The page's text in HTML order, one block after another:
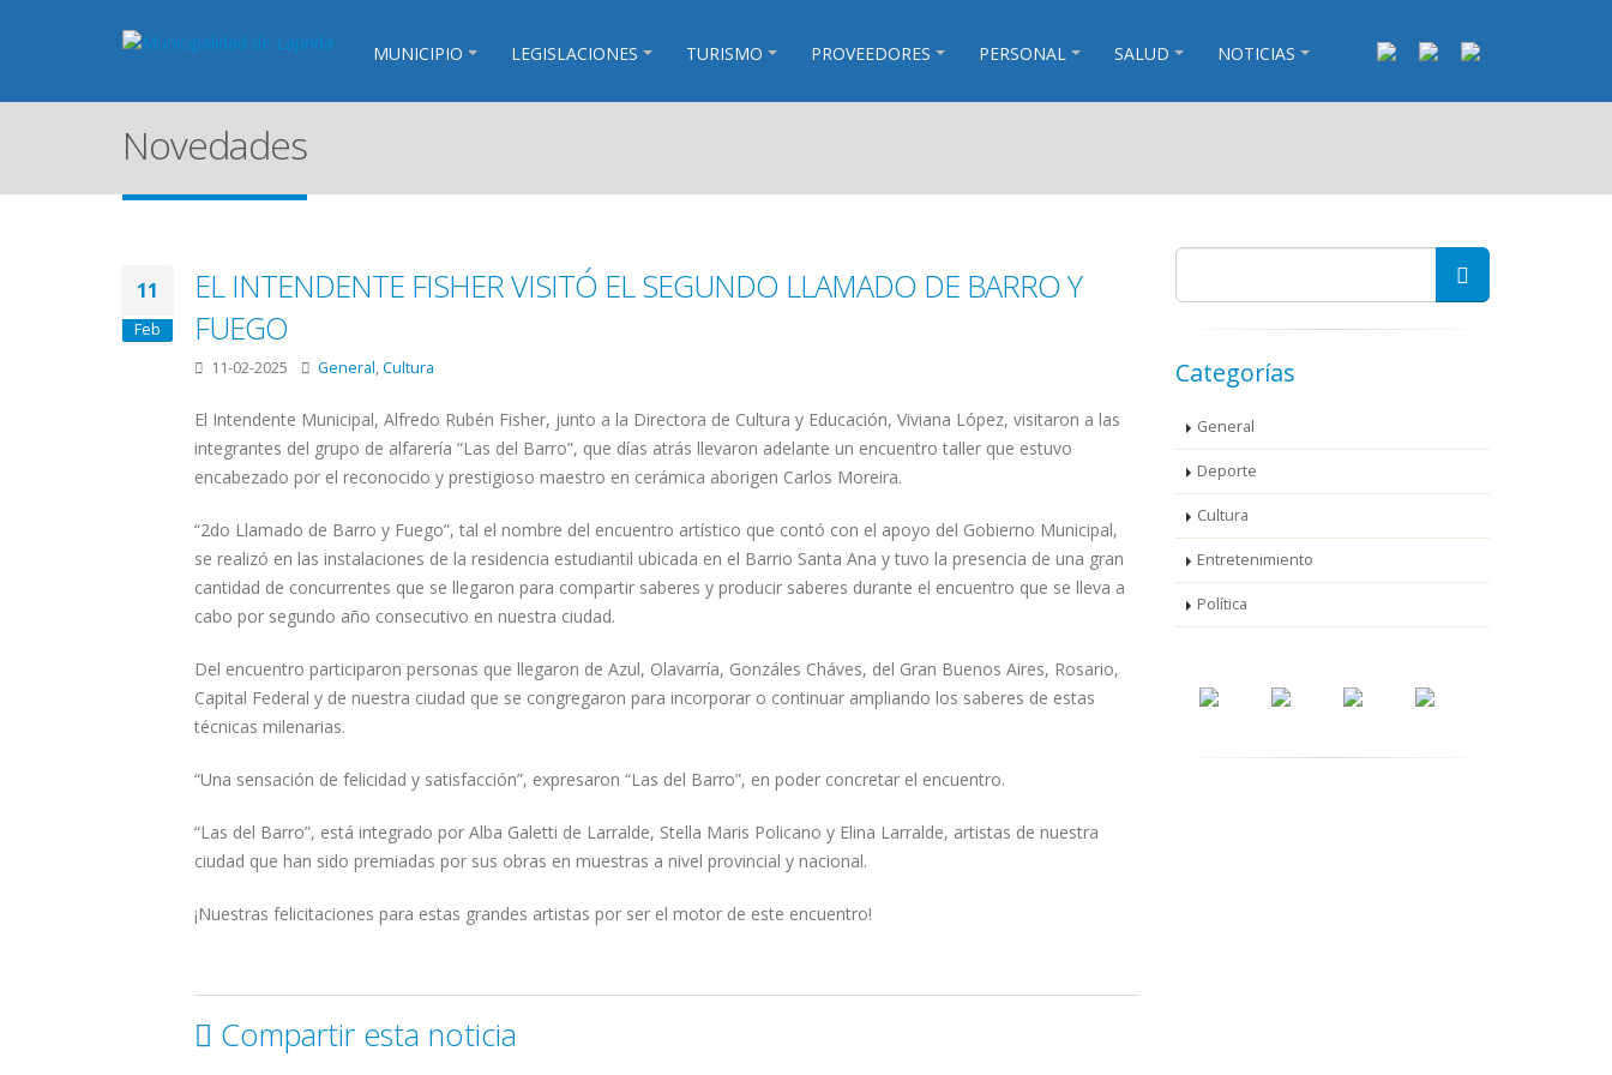
MUNICIPIO LEGISLACIONES TURISMO PROVEEDORES PERSONAL SALUD NOTICIAS
Novedades
11
Feb
EL INTENDENTE FISHER VISITÓ EL SEGUNDO LLAMADO DE BARRO Y
FUEGO
11-02-2025 General,Cultura
El Intendente Municipal, Alfredo Rubén Fisher, junto a la Directora de Cultura y Educación, Viviana López, visitaron a las
integrantes del grupo de alfarería “Las del Barro”, que días atrás llevaron adelante un encuentro taller que estuvo
encabezado por el reconocido y prestigioso maestro en cerámica aborigen Carlos Moreira.
“2do Llamado de Barro y Fuego”, tal el nombre del encuentro artístico que contó con el apoyo del Gobierno Municipal,
se realizó en las instalaciones de la residencia estudiantil ubicada en el Barrio Santa Ana y tuvo la presencia de una gran
cantidad de concurrentes que se llegaron para compartir saberes y producir saberes durante el encuentro que se lleva a
cabo por segundo año consecutivo en nuestra ciudad.
Del encuentro participaron personas que llegaron de Azul, Olavarría, Gonzáles Cháves, del Gran Buenos Aires, Rosario,
Capital Federal y de nuestra ciudad que se congregaron para incorporar o continuar ampliando los saberes de estas
técnicas milenarias.
“Una sensación de felicidad y satisfacción”, expresaron “Las del Barro”, en poder concretar el encuentro.
“Las del Barro”, está integrado por Alba Galetti de Larralde, Stella Maris Policano y Elina Larralde, artistas de nuestra
ciudad que han sido premiadas por sus obras en muestras a nivel provincial y nacional.
¡Nuestras felicitaciones para estas grandes artistas por ser el motor de este encuentro!
Compartir esta noticia
Categorías
General
Deporte
Cultura
Entretenimiento
Política